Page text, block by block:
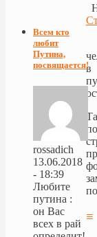
в
≡
Всем кто
любит
Путина,
посвящается!
rossadich
13.06.2018
- 18:39
Любите
путина :
он Вас
всех в рай